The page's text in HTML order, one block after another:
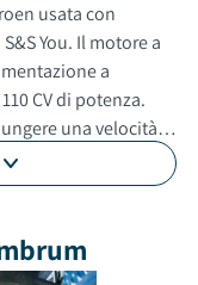
usata con
a
CV di potenza.
una velocità
di 4.8 litri ogni
anche per
optional